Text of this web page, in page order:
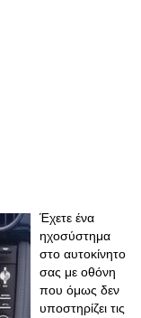
Έχετε ένα
ηχοσύστημα
στο αυτοκίνητο
σας με οθόνη
που όμως δεν
υποστηρίζει τις